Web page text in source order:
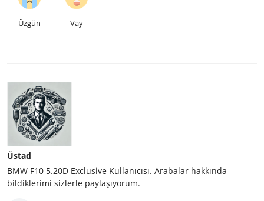
Üzgün Vay
Üstad
BMW F10 5.20D Exclusive Kullanıcısı. Arabalar hakkında
bildiklerimi sizlerle paylaşıyorum.